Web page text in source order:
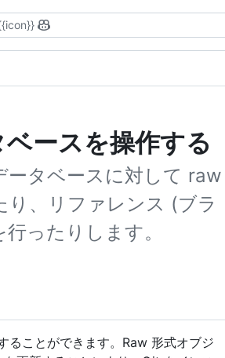
ースを操作する
ータベースに対して raw
、リファレンス (ブラ
ったりします。
ることができます。Raw 形式オブジ